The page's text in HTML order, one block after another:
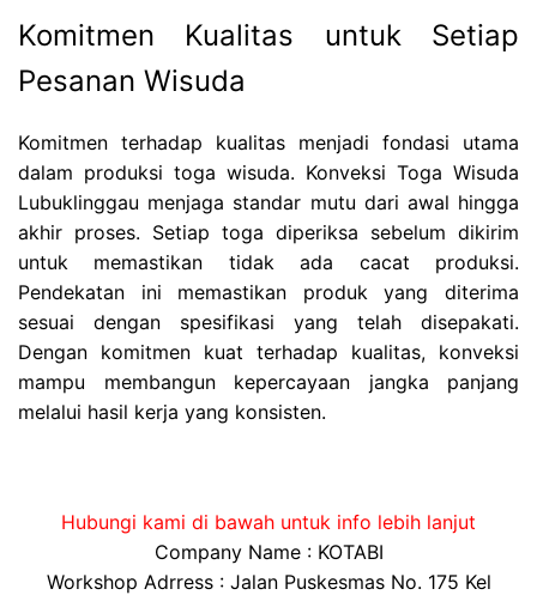
Komitmen Kualitas untuk Setiap
Pesanan Wisuda
Komitmen terhadap kualitas menjadi fondasi utama
dalam produksi toga wisuda. Konveksi Toga Wisuda
Lubuklinggau menjaga standar mutu dari awal hingga
akhir proses. Setiap toga diperiksa sebelum dikirim
untuk memastikan tidak ada cacat produksi.
Pendekatan ini memastikan produk yang diterima
sesuai dengan spesifikasi yang telah disepakati.
Dengan komitmen kuat terhadap kualitas, konveksi
mampu membangun kepercayaan jangka panjang
melalui hasil kerja yang konsisten.
Hubungi kami di bawah untuk info lebih lanjut
Company Name : KOTABI
Workshop Adrress : Jalan Puskesmas No. 175 Kel